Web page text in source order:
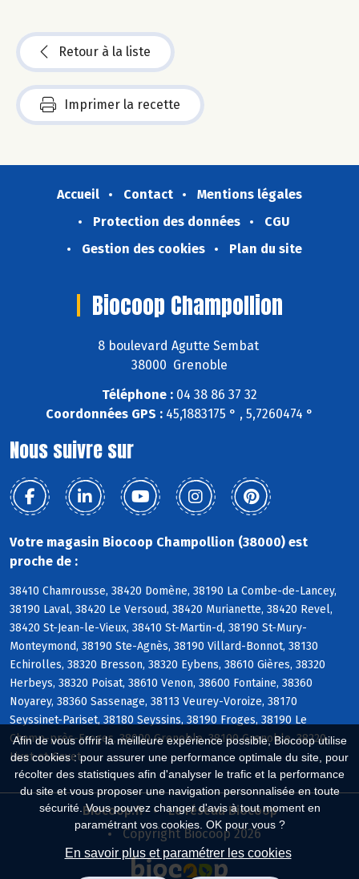
Afin de vous offrir la meilleure expérience possible, Biocoop utilise
des cookies : pour assurer une performance optimale du site, pour
récolter des statistiques afin d'analyser le trafic et la performance
du site et vous proposer une navigation personnalisée en toute
sécurité. Vous pouvez changer d'avis à tout moment en
paramétrant vos cookies. OK pour vous ?
En savoir plus et paramétrer les cookies
Retour à la liste
Imprimer la recette
Accueil Contact
Mentions légales
Protection des données
CGU
Gestion des cookies
Plan du site
Biocoop Champollion
8 boulevard Agutte Sembat
38000 Grenoble
Téléphone : 04 38 86 37 32
Coordonnées GPS : 45,1883175 ° , 5,7260474 °
Nous suivre sur
Votre magasin Biocoop Champollion (38000) est
proche de :
38410 Chamrousse, 38420 Domène, 38190 La Combe-de-Lancey,
38190 Laval, 38420 Le Versoud, 38420 Murianette, 38420 Revel,
38420 St-Jean-le-Vieux, 38410 St-Martin-d, 38190 St-Mury-
Monteymond, 38190 Ste-Agnès, 38190 Villard-Bonnot, 38130
Echirolles, 38320 Bresson, 38320 Eybens, 38610 Gières, 38320
Herbeys, 38320 Poisat, 38610 Venon, 38600 Fontaine, 38360
Noyarey, 38360 Sassenage, 38113 Veurey-Voroize, 38170
Seyssinet-Pariset, 38180 Seyssins, 38190 Froges, 38190 Le
Champ-près-Froges, 38000 Grenoble, 38100 Grenoble, 38220
Livet-et-Gavet
Biocoop.fr
Le réseau Biocoop
Copyright Biocoop 2026